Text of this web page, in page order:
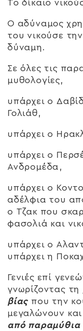
Το δίκαιο
Ο αδύναμος
του νικούσε
δύναμη.
Σε όλες τις
μυθολογίες,
υπάρχει ο
Γολιάθ,
υπάρχει ο
υπάρχει ο
Ανδρομέδα,
υπάρχει ο
αδέλφια του
ο Τζακ που
φασολιά και
υπάρχει ο
υπάρχει η
Γενιές επί
γνωρίζοντας τη
βίας που την
μεγαλώνουν
από παραμύθια